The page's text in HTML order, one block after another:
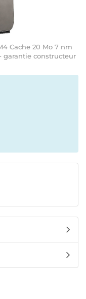
Cache 20 Mo 7 nm
garantie constructeur